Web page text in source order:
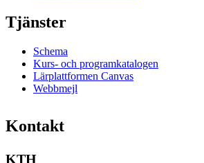
Tjänster
Schema
Kurs- och programkatalogen
Lärplattformen Canvas
Webbmejl
Kontakt
KTH